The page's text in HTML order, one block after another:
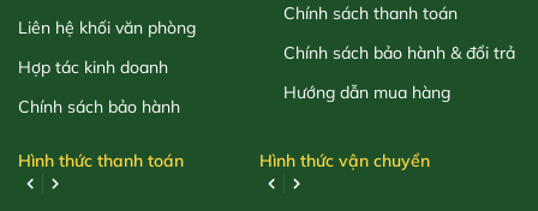
Liên hệ khối văn phòng
Hợp tác kinh doanh
Chính sách bảo hành
Chính sách thanh toán
Chính sách bảo hành & đổi trả
Hướng dẫn mua hàng
Hình thức thanh toán Hình thức vận chuyển